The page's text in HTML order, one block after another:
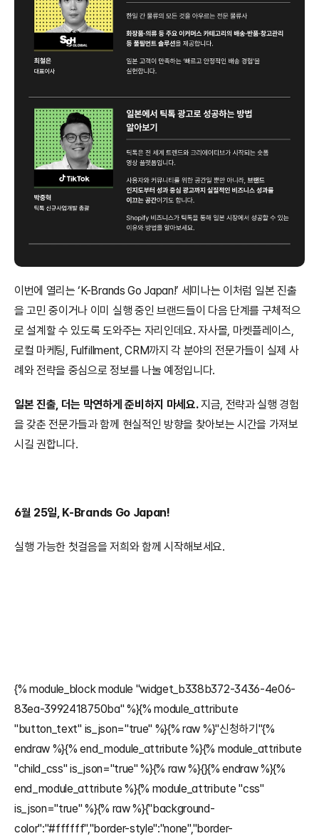
이번에 열리는 ‘K-Brands Go Japan!’ 세미나는 이처럼 일본 진출
을 고민 중이거나 이미 실행 중인 브랜드들이 다음 단계를 구체적으
로 설계할 수 있도록 도와주는 자리인데요. 자사몰, 마켓플레이스,
로컬 마케팅, Fulfillment, CRM까지 각 분야의 전문가들이 실제 사
례와 전략을 중심으로 정보를 나눌 예정입니다.
일본 진출, 더는 막연하게 준비하지 마세요. 지금, 전략과 실행 경험
을 갖춘 전문가들과 함께 현실적인 방향을 찾아보는 시간을 가져보
시길 권합니다.
6월 25일, K-Brands Go Japan!
실행 가능한 첫걸음을 저희와 함께 시작해보세요.
{% module_block module "widget_b338b372-3436-4e06-
83ea-3992418750ba" %}{% module_attribute
"button_text" is_json="true" %}{% raw %}"신청하기"{%
endraw %}{% end_module_attribute %}{% module_attribute
"child_css" is_json="true" %}{% raw %}{}{% endraw %}{%
end_module_attribute %}{% module_attribute "css"
is_json="true" %}{% raw %}{"background-
color":"#ffffff","border-style":"none","border-